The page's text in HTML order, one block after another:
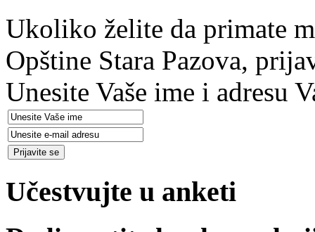
Ukoliko želite da primate
Opštine Stara Pazova,
Unesite Vaše ime i adresu
Učestvujte u anketi